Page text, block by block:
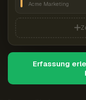
Acme Marketing
Erfassung